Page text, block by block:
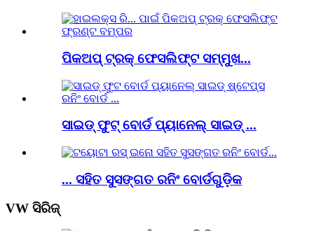
ପିକଅପ୍ ଟ୍ରକ୍ ଫେସଲିଫ୍ଟ ସମ୍ମୁଖ...
ସାଇଡ୍ ଫୁଟ୍ ବୋର୍ଡ ପ୍ୟାନେଲ୍ ସାଇଡ୍ ...
... ସହିତ ସୁସଙ୍ଗତ ରନିଂ ବୋର୍ଡଗୁଡ଼ିକ
VW ସିରିଜ୍